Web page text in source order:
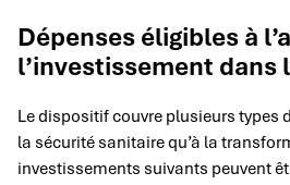
Dépenses éligibles à
l’investissement dans
Le dispositif couvre plusieurs types
la sécurité sanitaire qu’à la
investissements suivants peuvent